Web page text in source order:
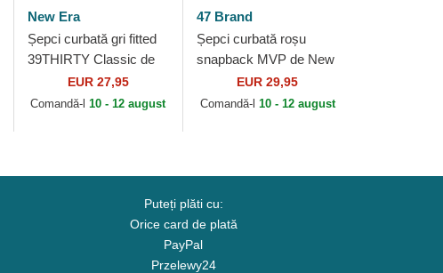
New Era
Șepci curbată gri fitted
39THIRTY Classic de
New York Yankees
MLB de New Era
EUR 27,95
Comandă-l10 - 12 august
47 Brand
Șepci curbată roșu
snapback MVP de New
York Yankees MLB de
47 Brand
EUR 29,95
Comandă-l 10 - 12 august
Puteți plăti cu:
Orice card de plată
PayPal
Przelewy24